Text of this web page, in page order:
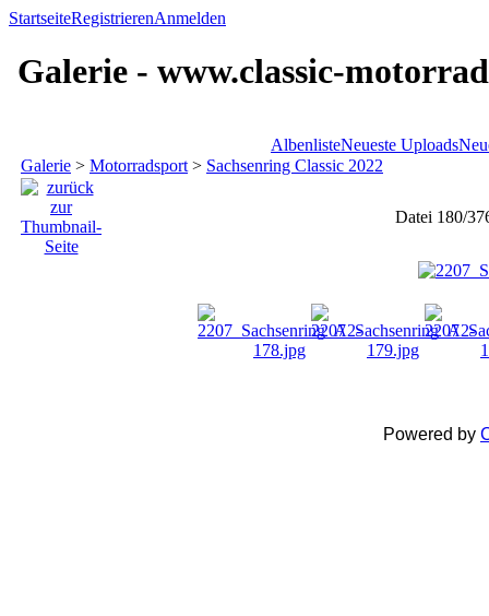
StartseiteRegistrierenAnmelden
Galerie - www.classic-
AlbenlisteNeueste Uploads
Galerie > Motorradsport > Sachsenring Classic 2022
Datei 180/
Powered by